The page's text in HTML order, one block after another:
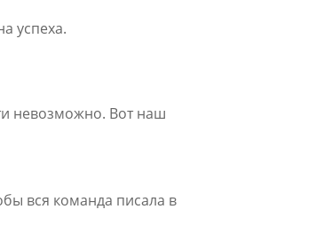
успеха.
невозможно. Вот наш
вся команда писала в